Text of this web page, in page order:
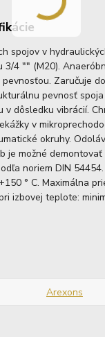
spojov v
3/4 "" (M20).
Zaručuje
pevnosť
v dôsledku vibrácií.
v
okruhy.
je možné
noriem DIN
° C. Maximálna
izbovej teplote:
Arexons